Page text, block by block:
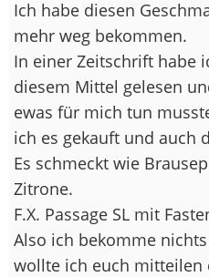
Ich habe diesen
mehr weg bekommen.
In einer Zeitschrift habe
diesem Mittel gelesen
ewas für mich tun
ich es gekauft und auch
Es schmeckt wie
Zitrone.
F.X. Passage SL mit
Also ich bekomme
wollte ich euch mitteilen